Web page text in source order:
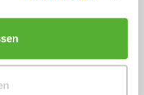
- Do, 09:00 - 16:00 Uhr
Fr, 09:00 - 13:00 Uhr